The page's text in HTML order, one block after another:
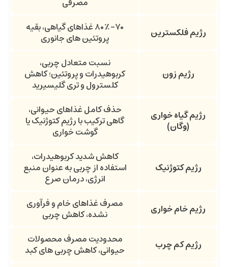
رژیم فلکسترین ۷۰–۸۰٪ غذاهای گیاهی، بقیه
پروتئین های جانوری
رژیم زون
نسبت متعادل چربی،
کربوهیدرات و پروتئین؛ کاهش
کلسترول و تری گلیسیرید
رژیم گیاه خواری
(وگان)
حذف کامل غذاهای حیوانی،
گاهی ترکیب با رژیم کتوژنیک یا
گوشت خواری
رژیم کتوژنیک
کاهش شدید کربوهیدرات،
استفاده از چربی به عنوان منبع
انرژی، درمان صرع
رژیم خام خواری مصرف غذاهای خام و فرآوری
نشده، کاهش چربی
رژیم کم چرب محدودیت مصرف محصولات
حیوانی، کاهش چربی های کبد